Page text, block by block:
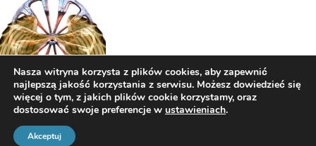
© 2026 Dariusz Cecuda
Nasza witryna korzysta z plików cookies, aby zapewnić
najlepszą jakość korzystania z serwisu. Możesz dowiedzieć się
więcej o tym, z jakich plików cookie korzystamy, oraz
dostosować swoje preferencje w ustawieniach.
Akceptuj